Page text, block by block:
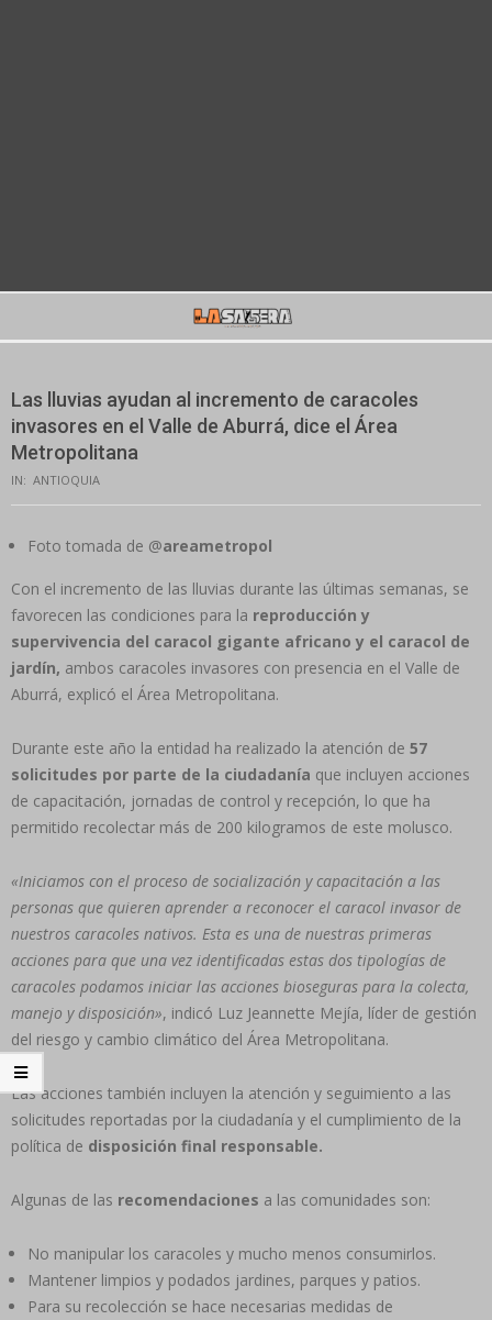
Las lluvias ayudan al incremento de caracoles
invasores en el Valle de Aburrá, dice el Área
Metropolitana
IN: ANTIOQUIA
Foto tomada de @areametropol
Con el incremento de las lluvias durante las últimas semanas, se
favorecen las condiciones para la reproducción y
supervivencia del caracol gigante africano y el caracol de
jardín, ambos caracoles invasores con presencia en el Valle de
Aburrá, explicó el Área Metropolitana.
Durante este año la entidad ha realizado la atención de 57
solicitudes por parte de la ciudadanía que incluyen acciones
de capacitación, jornadas de control y recepción, lo que ha
permitido recolectar más de 200 kilogramos de este molusco.
«Iniciamos con el proceso de socialización y capacitación a las
personas que quieren aprender a reconocer el caracol invasor de
nuestros caracoles nativos. Esta es una de nuestras primeras
acciones para que una vez identificadas estas dos tipologías de
caracoles podamos iniciar las acciones bioseguras para la colecta,
manejo y disposición», indicó Luz Jeannette Mejía, líder de gestión
del riesgo y cambio climático del Área Metropolitana.
Las acciones también incluyen la atención y seguimiento a las
solicitudes reportadas por la ciudadanía y el cumplimiento de la
política de disposición final responsable.
Algunas de las recomendaciones a las comunidades son:
No manipular los caracoles y mucho menos consumirlos.
Mantener limpios y podados jardines, parques y patios.
Para su recolección se hace necesarias medidas de